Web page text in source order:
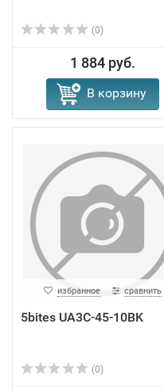
(0)
1 884 руб.
В корзину
избранное сравнить
5bites UA3C-45-10BK
(0)